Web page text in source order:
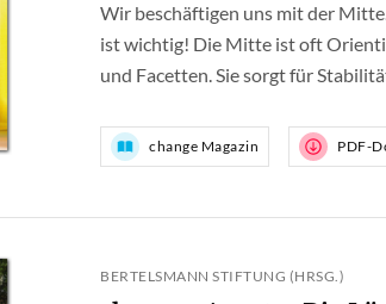
Wir beschäftigen uns mit der
ist wichtig! Die Mitte ist oft
und Facetten. Sie sorgt für
change Magazin PDF-
BERTELSMANN STIFTUNG (HRSG.)